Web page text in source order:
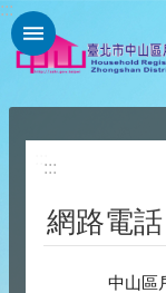
跳到主要內容區塊
:::
:::
網路電話
中山區